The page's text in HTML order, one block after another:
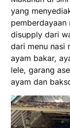
yang
pemberdayaan
disupply dari
dari menu nasi
ayam bakar,
lele, garang
ayam dan